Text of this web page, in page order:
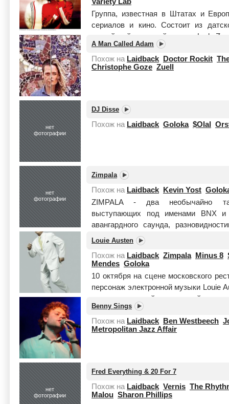
Группа, известная в Штатах и
сериалов и кино. Состоит из
английской джазовой певицы Lady Z.
A Man Called Adam
Похож на Laidback Doctor Rockit
Christophe Goze Zuell
нет
фотографии
DJ Disse
Похож на Laidback Goloka $Olal
нет
фотографии
Zimpala
Похож на Laidback Kevin Yost
ZIMPALA - два необычайно
выступающих под именами BNX и
авангардного саунда,
MUSIC: терпкая смесь экзотичной,...
Louie Austen
Похож на Laidback Zimpala Minus 8
Mendes Goloka
10 октября на сцене московского
персонаж электронной музыки Louie
наверное, самый загадочный на
Читать целиком
Benny Sings
Похож на Laidback Ben Westbeech
Metropolitan Jazz Affair
нет
фотографии
Fred Everything & 20 For 7
Похож на Laidback Vernis The
Malou Sharon Phillips